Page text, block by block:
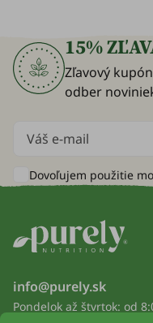
15%
Zľavový
odber
Dovoľujem použitie
info@purely.sk
Pondelok až štvrtok: od